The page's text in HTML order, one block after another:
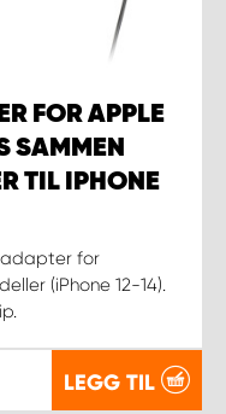
FOR APPLE
SAMMEN
TIL IPHONE
adapter for
(iPhone 12-14).
LEGG TIL